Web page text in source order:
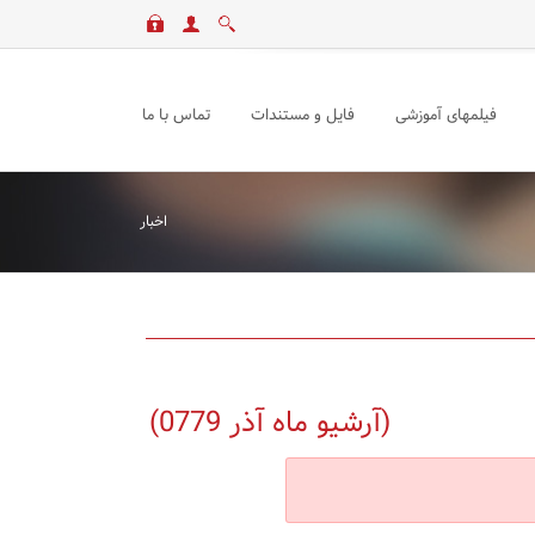
فیلمهای آموزشی فایل و مستندات تماس با ما
اخبار
(آرشیو ماه آذر 0779)